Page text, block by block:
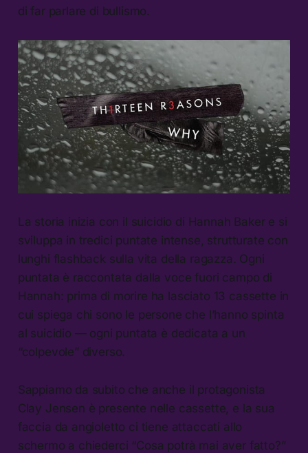
di far parlare di bullismo.
La storia inizia con il suicidio di Hannah Baker e si
sviluppa in tredici puntate intense, strutturate con
lunghi flashback sulla vita della ragazza. Ogni
puntata è raccontata dalla voce fuori campo di
Hannah: prima di morire ha lasciato 13 cassette in
cui spiega chi sono le persone che l’hanno spinta
al suicidio — ogni puntata è dedicata a un
“colpevole” diverso.
Sappiamo da subito che anche il protagonista
Clay Jensen è presente nelle cassette, e la sua
faccia da angioletto ci tiene attaccati allo
schermo a chiederci “Cosa potrà mai aver fatto?”